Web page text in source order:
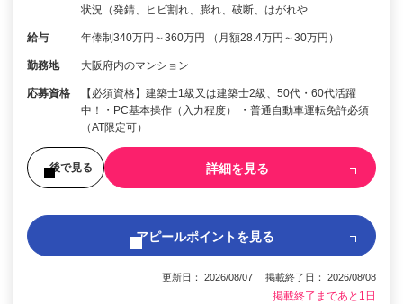
状況（発錆、ヒビ割れ、膨れ、破断、はがれや…
給与 年俸制340万円～360万円 （月額28.4万円～30万円）
勤務地 大阪府内のマンション
応募資格
【必須資格】建築士1級又は建築士2級、50代・60代活躍
中！・PC基本操作（入力程度） ・普通自動車運転免許必須
（AT限定可）
後で見る 詳細を見る
アピールポイントを見る
更新日： 2026/08/07 掲載終了日： 2026/08/08
掲載終了まであと1日